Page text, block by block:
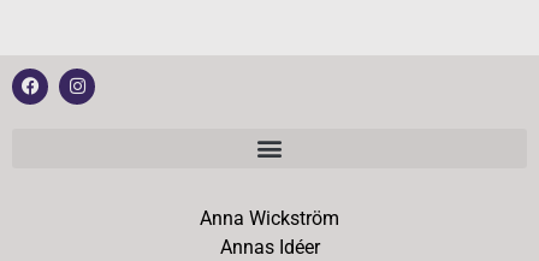
Anna Wickström
Annas Idéer